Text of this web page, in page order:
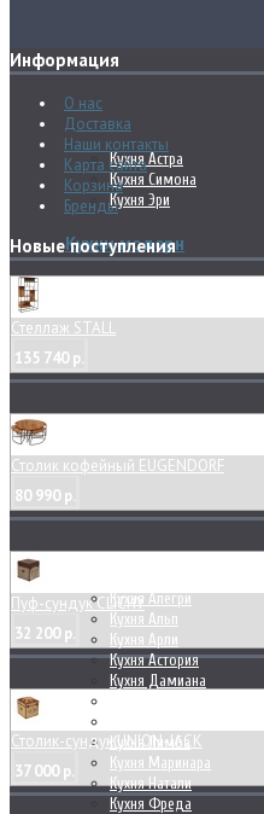
Кухня Астра
Кухня Симона
Кухня Эри
Кухни модерн
Кухня Алегри
Кухня Альп
Кухня Арли
Кухня Астория
Кухня Дамиана
Кухня Лимба
Кухня Маринара
Кухня Натали
Кухня Фреда
Информация
О нас
Доставка
Наши контакты
Карта сайта
Корзина
Бренды
Новые поступления
Стеллаж STALL
135 740 р.
Столик кофейный EUGENDORF
80 990 р.
Пуф-сундук CLICHY
32 200 р.
Столик-сундук UNION-JACK
37 000 р.